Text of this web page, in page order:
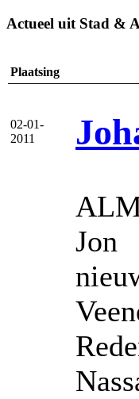
Actueel uit Stad &
Plaatsing
02-01-
2011
Jon